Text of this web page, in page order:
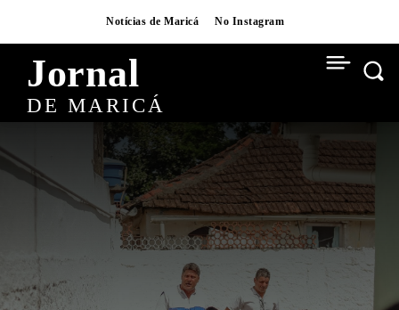
Notícias de Maricá No Instagram
Jornal
DE MARICÁ